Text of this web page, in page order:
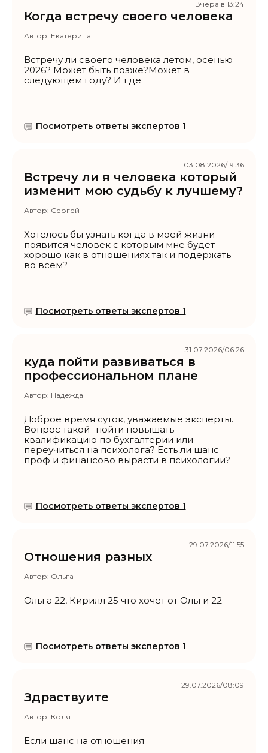
Когда встречу своего человека
Автор: Екатерина
Встречу ли своего человека летом, осенью
2026? Может быть позже?Может в
следующем году? И где
Посмотреть ответы экспертов 1
Вчера в 13:24
Встречу ли я человека который
изменит мою судьбу к лучшему?
Автор: Сергей
Хотелось бы узнать когда в моей жизни
появится человек с которым мне будет
хорошо как в отношениях так и подержать
во всем?
Посмотреть ответы экспертов 1
03.08.2026/19:36
куда пойти развиваться в
профессиональном плане
Автор: Надежда
Доброе время суток, уважаемые эксперты.
Вопрос такой- пойти повышать
квалификацию по бухгалтерии или
переучиться на психолога? Есть ли шанс
проф и финансово вырасти в психологии?
Посмотреть ответы экспертов 1
31.07.2026/06:26
Отношения разных
Автор: Ольга
Ольга 22, Кирилл 25 что хочет от Ольги 22
Посмотреть ответы экспертов 1
29.07.2026/11:55
Здраствуите
Автор: Коля
Если шанс на отношения
29.07.2026/08:09